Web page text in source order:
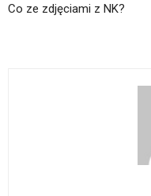
Co ze zdjęciami z NK?